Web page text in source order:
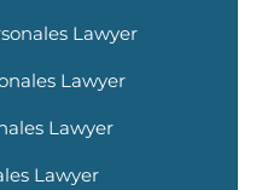
Lawyer
Lawyer
Lawyer
Lawyer